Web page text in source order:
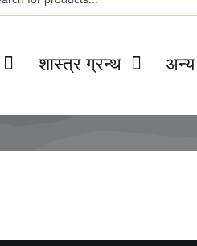
शास्त्र ग्रन्थ अन्य